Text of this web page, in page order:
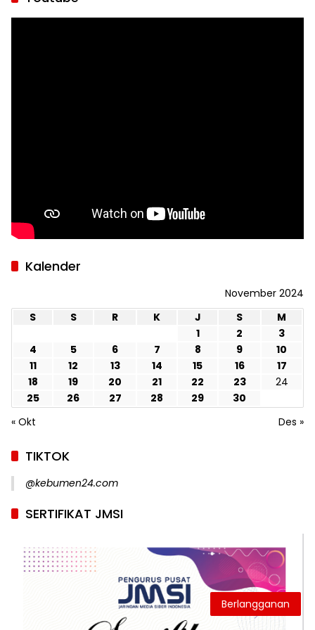
Kalender
November 2024
S
S R K J S
M
1
2
3
4
5 6 7 8 9
10
11
12 13 14 15 16
17
18
19 20 21 22 23
24
25
26 27 28 29
30
« Okt
Des »
TIKTOK
@kebumen24.com
SERTIFIKAT JMSI
Berlangganan